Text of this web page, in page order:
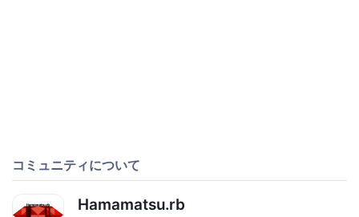
コミュニティについて
Hamamatsu.rb